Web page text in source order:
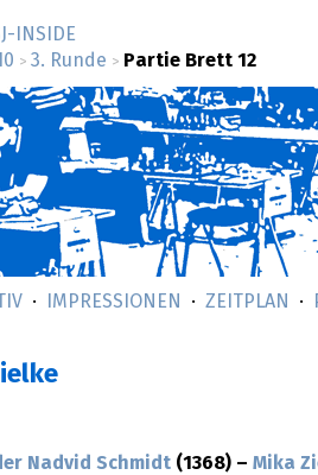
­INSIDE
> 3. Runde > Partie Brett 12
IMPRESSIONEN ZEITPLAN
Nadvid Schmidt (1368) – Mika